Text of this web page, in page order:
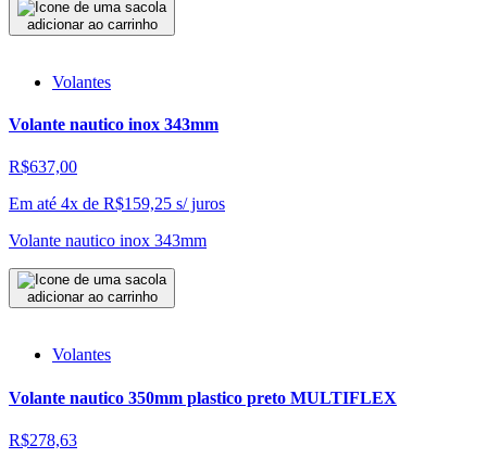
adicionar ao carrinho
Volantes
Volante nautico inox 343mm
R$637,00
Em até 4x de R$159,25 s/ juros
Volante nautico inox 343mm
adicionar ao carrinho
Volantes
Volante nautico 350mm plastico preto MULTIFLEX
R$278,63